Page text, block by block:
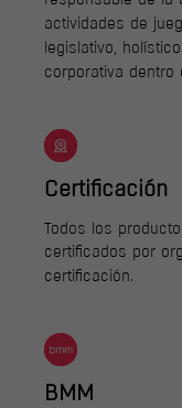
actividades de
legislativo,
corporativa dentro
Certificación
Todos los
certificados por
certificación.
BMM